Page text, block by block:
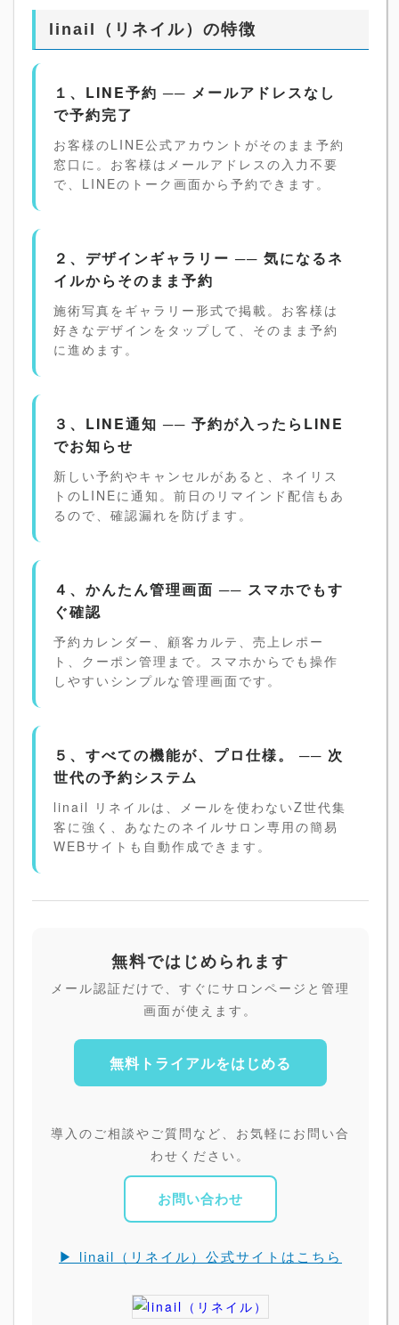
linail（リネイル）の特徴
１、LINE予約 ── メールアドレスなし
で予約完了
お客様のLINE公式アカウントがそのまま予約
窓口に。お客様はメールアドレスの入力不要
で、LINEのトーク画面から予約できます。
２、デザインギャラリー ── 気になるネ
イルからそのまま予約
施術写真をギャラリー形式で掲載。お客様は
好きなデザインをタップして、そのまま予約
に進めます。
３、LINE通知 ── 予約が入ったらLINE
でお知らせ
新しい予約やキャンセルがあると、ネイリス
トのLINEに通知。前日のリマインド配信もあ
るので、確認漏れを防げます。
４、かんたん管理画面 ── スマホでもす
ぐ確認
予約カレンダー、顧客カルテ、売上レポー
ト、クーポン管理まで。スマホからでも操作
しやすいシンプルな管理画面です。
５、すべての機能が、プロ仕様。 ── 次
世代の予約システム
linail リネイルは、メールを使わないZ世代集
客に強く、あなたのネイルサロン専用の簡易
WEBサイトも自動作成できます。
無料ではじめられます
メール認証だけで、すぐにサロンページと管理
画面が使えます。
無料トライアルをはじめる
導入のご相談やご質問など、お気軽にお問い合
わせください。
お問い合わせ
▶ linail（リネイル）公式サイトはこちら